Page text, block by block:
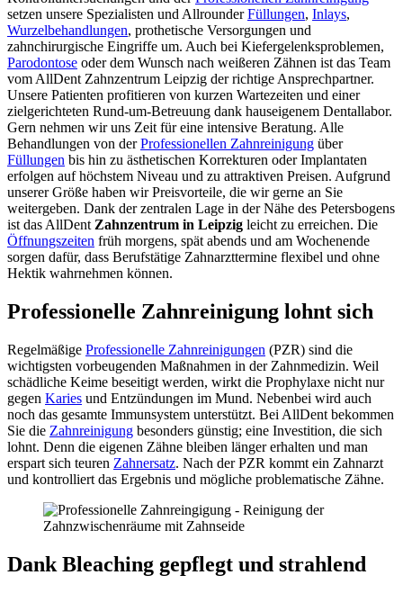
setzen unsere Spezialisten und AllrounderFüllungen, Inlays,
Wurzelbehandlungen, prothetische Versorgungen und
zahnchirurgische Eingriffe um. Auch bei Kiefergelenksproblemen,
Parodontose oder dem Wunsch nach weißeren Zähnen ist das Team
vom AllDent Zahnzentrum Leipzig der richtige Ansprechpartner.
Unsere Patienten profitieren von kurzen Wartezeiten und einer
zielgerichteten Rund-um-Betreuung dank hauseigenem Dentallabor.
Gern nehmen wir uns Zeit für eine intensive Beratung. Alle
Behandlungen von derProfessionellen Zahnreinigung über
Füllungen bis hin zu ästhetischen Korrekturen oder Implantaten
erfolgen auf höchstem Niveau und zu attraktiven Preisen. Aufgrund
unserer Größe haben wir Preisvorteile, die wir gerne an Sie
weitergeben. Dank der zentralen Lage in der Nähe des Petersbogens
ist das AllDent Zahnzentrum in Leipzig leicht zu erreichen. Die
Öffnungszeiten früh morgens, spät abends und am Wochenende
sorgen dafür, dass Berufstätige Zahnarzttermine flexibel und ohne
Hektik wahrnehmen können.
Professionelle Zahnreinigung lohnt sich
Regelmäßige Professionelle Zahnreinigungen (PZR) sind die
wichtigsten vorbeugenden Maßnahmen in der Zahnmedizin. Weil
schädliche Keime beseitigt werden, wirkt die Prophylaxe nicht nur
gegen Karies und Entzündungen im Mund. Nebenbei wird auch
noch das gesamte Immunsystem unterstützt. Bei AllDent bekommen
Sie die Zahnreinigung besonders günstig; eine Investition, die sich
lohnt. Denn die eigenen Zähne bleiben länger erhalten und man
erspart sich teuren Zahnersatz. Nach der PZR kommt ein Zahnarzt
und kontrolliert das Ergebnis und mögliche problematische Zähne.
Dank Bleaching gepflegt und strahlend